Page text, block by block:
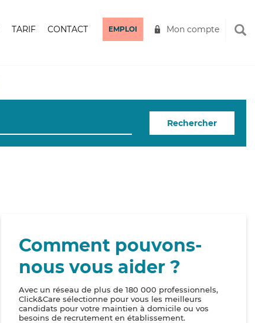
TARIF CONTACT EMPLOI Mon compte
Rechercher
Comment pouvons-
nous vous aider ?
Avec un réseau de plus de 180 000 professionnels,
Click&Care sélectionne pour vous les meilleurs
candidats pour votre maintien à domicile ou vos
besoins de recrutement en établissement.